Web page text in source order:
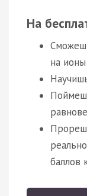
На
на ионы
баллов